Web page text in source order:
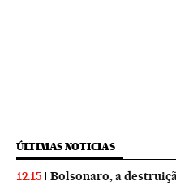
ÚLTIMAS NOTICIAS
12:15 Bolsonaro, a